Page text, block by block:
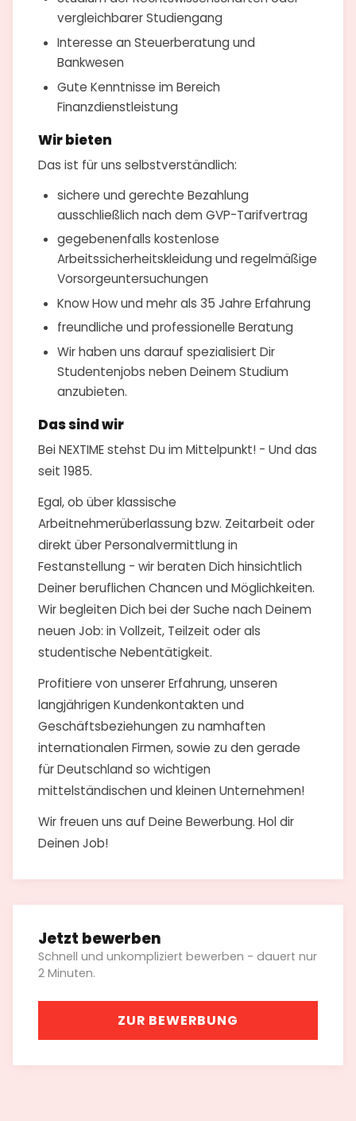
vergleichbarer Studiengang
Interesse an Steuerberatung und
Bankwesen
Gute Kenntnisse im Bereich
Finanzdienstleistung
Wir bieten
Das ist für uns selbstverständlich:
sichere und gerechte Bezahlung
ausschließlich nach dem GVP-Tarifvertrag
gegebenenfalls kostenlose
Arbeitssicherheitskleidung und regelmäßige
Vorsorgeuntersuchungen
Know How und mehr als 35 Jahre Erfahrung
freundliche und professionelle Beratung
Wir haben uns darauf spezialisiert Dir
Studentenjobs neben Deinem Studium
anzubieten.
Das sind wir
Bei NEXTIME stehst Du im Mittelpunkt! - Und das
seit 1985.
Egal, ob über klassische
Arbeitnehmerüberlassung bzw. Zeitarbeit oder
direkt über Personalvermittlung in
Festanstellung - wir beraten Dich hinsichtlich
Deiner beruflichen Chancen und Möglichkeiten.
Wir begleiten Dich bei der Suche nach Deinem
neuen Job: in Vollzeit, Teilzeit oder als
studentische Nebentätigkeit.
Profitiere von unserer Erfahrung, unseren
langjährigen Kundenkontakten und
Geschäftsbeziehungen zu namhaften
internationalen Firmen, sowie zu den gerade
für Deutschland so wichtigen
mittelständischen und kleinen Unternehmen!
Wir freuen uns auf Deine Bewerbung. Hol dir
Deinen Job!
Jetzt bewerben
Schnell und unkompliziert bewerben - dauert nur
2 Minuten.
ZUR BEWERBUNG